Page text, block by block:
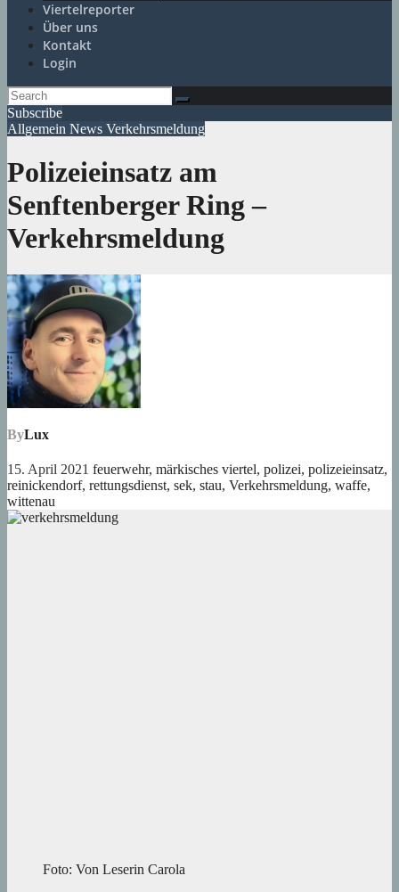
Viertelreporter
Über uns
Kontakt
Login
Subscribe
Allgemein News Verkehrsmeldung
Polizeieinsatz am
Senftenberger Ring –
Verkehrsmeldung
ByLux
15. April 2021 feuerwehr, märkisches viertel, polizei, polizeieinsatz,
reinickendorf, rettungsdienst, sek, stau, Verkehrsmeldung, waffe,
wittenau
Foto: Von Leserin Carola